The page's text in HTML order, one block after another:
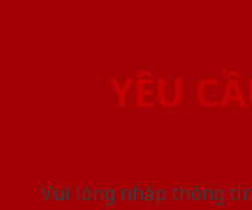
YÊU
Vui lòng nhập thông